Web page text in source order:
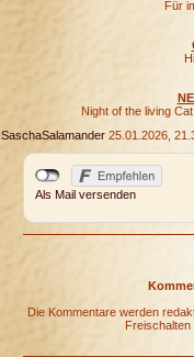
Für
Night of the living
SaschaSalamander 25.01.2026,
Als Mail versenden
Die Kommentare werden
Freischalten